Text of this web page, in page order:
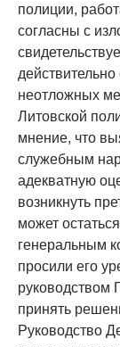
полиции,
согласны с
неотложных
Литовской
мнение, что
служебным
адекватную
возникнуть
может
генеральным
просили его
руководством
принять
Руководство